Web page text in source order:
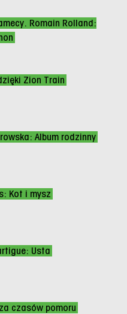
Romain Rolland:
Zion Train
Album rodzinny
Kot i mysz
Usta
czasów pomoru